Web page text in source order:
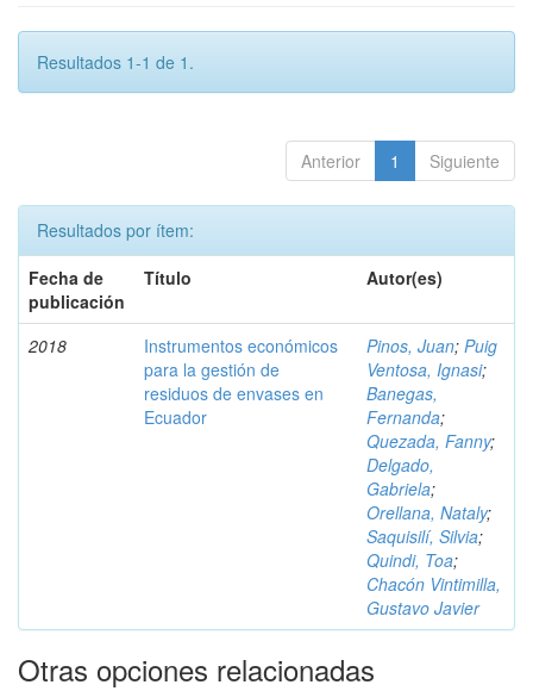
Resultados 1-1 de 1.
Anterior 1 Siguiente
Resultados por ítem:
Fecha de
publicación
Título Autor(es)
2018
Instrumentos económicos
para la gestión de
residuos de envases en
Ecuador
Pinos, Juan; Puig
Ventosa, Ignasi;
Banegas,
Fernanda;
Quezada, Fanny;
Delgado,
Gabriela;
Orellana, Nataly;
Saquisilí, Silvia;
Quindi, Toa;
Chacón Vintimilla,
Gustavo Javier
Otras opciones relacionadas